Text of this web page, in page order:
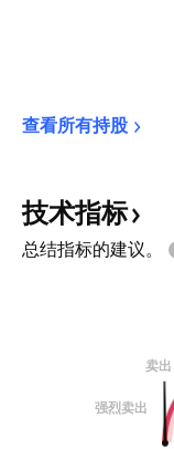
查看所有持股
技术指标
总结指标的建议。
卖出
强烈卖出